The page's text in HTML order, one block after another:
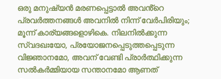
ഒരു മനുഷ്യൻ മരണപ്പെട്ടാൽ അവൻ്റെ
പ്രവർത്തനങ്ങൾ അവനിൽ നിന്ന് വേർപിരിയും;
മൂന്ന് കാര്യങ്ങളൊഴികെ. നിലനിൽക്കുന്ന
സ്വദഖഃയോ, പ്രയോജനപ്പെടുത്തപ്പെടുന്ന
വിജ്ഞാനമോ, അവന് വേണ്ടി പ്രാർത്ഥിക്കുന്ന
സൽകർമ്മിയായ സന്താനമോ ആണത്